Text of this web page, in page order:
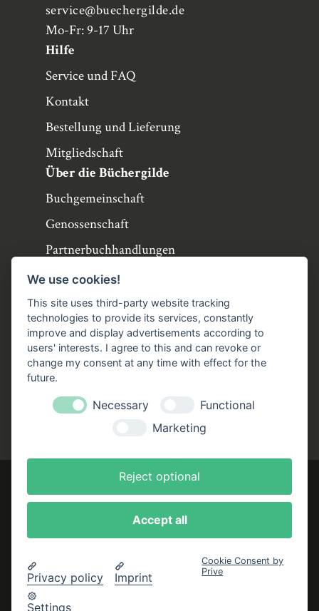
service@buechergilde.de
Mo-Fr: 9-17 Uhr
Hilfe
Service und FAQ
Kontakt
Bestellung und Lieferung
Mitgliedschaft
Über die Büchergilde
Buchgemeinschaft
Genossenschaft
Partnerbuchhandlungen
Büchergilde online
Stellenangebote
Folgen Sie uns!
FacebookInstagramYouTubeTikTok
Zustellung durch:
Impressum
Datenschutzerklärung
We use cookies!
This site uses third-party website tracking
technologies to provide its services, constantly
improve and display advertisements according to
users' interests. I agree to this and can revoke or
change my consent at any time with effect for the
future.
Necessary
Functional
Marketing
Reject optional
Accept all
Privacy policy Imprint
Settings
Cookie Consent by
Prive